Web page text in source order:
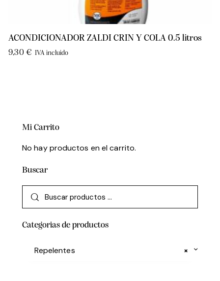
ACONDICIONADOR ZALDI CRIN Y COLA 0.5 litros
9,30 € IVA incluido
Mi Carrito
No hay productos en el carrito.
Buscar
Categorias de productos
×
Repelentes